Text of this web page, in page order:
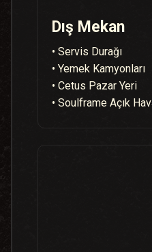
Dış Mekan
• Servis Durağı
• Yemek Kamyonları
• Cetus Pazar Yeri
• Soulframe Açık